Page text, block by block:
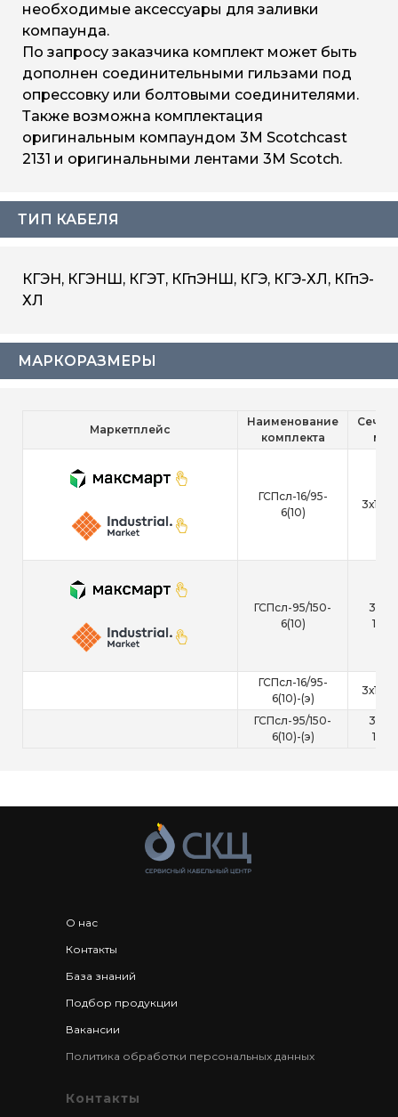
необходимые аксессуары для заливки
компаунда.
По запросу заказчика комплект может быть
дополнен соединительными гильзами под
опрессовку или болтовыми соединителями.
Также возможна комплектация
оригинальным компаундом 3М Scotchcast
2131 и оригинальными лентами 3М Scotch.
ТИП КАБЕЛЯ
КГЭН, КГЭНШ, КГЭТ, КГпЭНШ, КГЭ, КГЭ-ХЛ, КГпЭ-
ХЛ
МАРКОРАЗМЕРЫ
Маркетплейс
Наименование
комплекта
мм²
ГСПсл-16/95-
6(10)
3х16-
ГСПсл-95/150-
6(10)
150+
ГСПсл-16/95-
6(10)-(э)
3х16-
ГСПсл-95/150-
6(10)-(э)
150+
О нас
Контакты
База знаний
Подбор продукции
Вакансии
Политика обработки персональных данных
Контакты